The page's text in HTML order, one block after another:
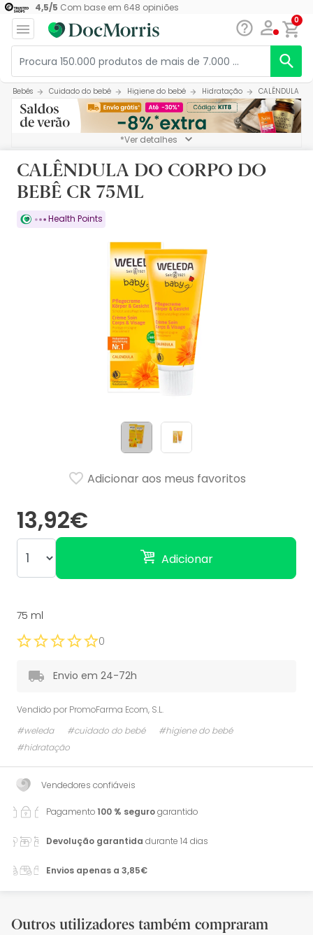
4,5/5 Com base em 648 opiniões
0
Bebés Cuidado do bebé Higiene do bebé Hidratação CALÊNDULA DO
*Ver detalhes
CALÊNDULA DO CORPO DO
BEBÊ CR 75ML
Health Points
13,92€
Adicionar
Adicionar aos meus favoritos
75 ml
0
Envio em 24-72h
Vendido por PromoFarma Ecom, S.L.
#weleda
#cuidado do bebé
#higiene do bebé
#hidratação
Vendedores confiáveis
Pagamento100 % segurogarantido
Devolução garantida durante 14 dias
Envios apenas a 3,85€
Outros utilizadores também compraram